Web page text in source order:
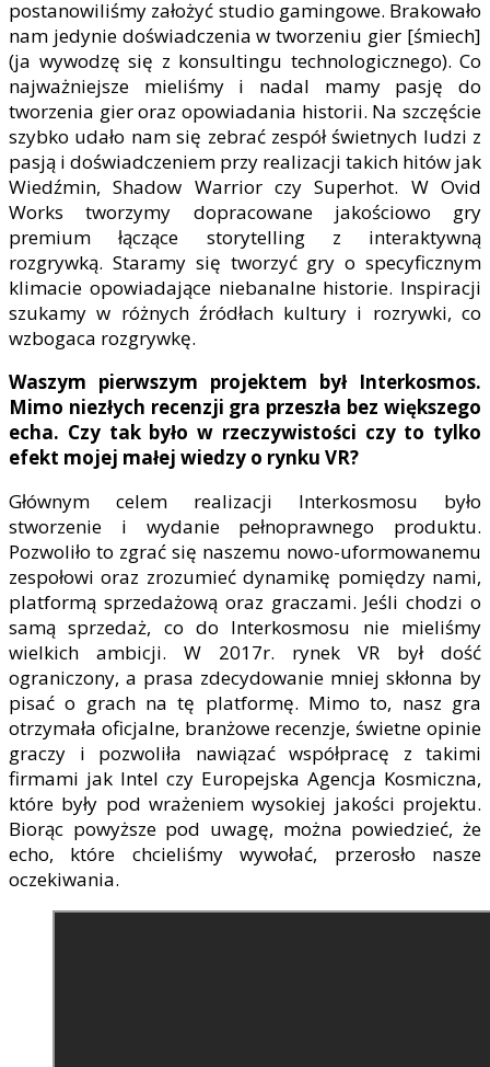
postanowiliśmy założyć studio gamingowe. Brakowało
nam jedynie doświadczenia w tworzeniu gier [śmiech]
(ja wywodzę się z konsultingu technologicznego). Co
najważniejsze mieliśmy i nadal mamy pasję do
tworzenia gier oraz opowiadania historii. Na szczęście
szybko udało nam się zebrać zespół świetnych ludzi z
pasją i doświadczeniem przy realizacji takich hitów jak
Wiedźmin, Shadow Warrior czy Superhot. W Ovid
Works tworzymy dopracowane jakościowo gry
premium łączące storytelling z interaktywną
rozgrywką. Staramy się tworzyć gry o specyficznym
klimacie opowiadające niebanalne historie. Inspiracji
szukamy w różnych źródłach kultury i rozrywki, co
wzbogaca rozgrywkę.
Waszym pierwszym projektem był Interkosmos.
Mimo niezłych recenzji gra przeszła bez większego
echa. Czy tak było w rzeczywistości czy to tylko
efekt mojej małej wiedzy o rynku VR?
Głównym celem realizacji Interkosmosu było
stworzenie i wydanie pełnoprawnego produktu.
Pozwoliło to zgrać się naszemu nowo-uformowanemu
zespołowi oraz zrozumieć dynamikę pomiędzy nami,
platformą sprzedażową oraz graczami. Jeśli chodzi o
samą sprzedaż, co do Interkosmosu nie mieliśmy
wielkich ambicji. W 2017r. rynek VR był dość
ograniczony, a prasa zdecydowanie mniej skłonna by
pisać o grach na tę platformę. Mimo to, nasz gra
otrzymała oficjalne, branżowe recenzje, świetne opinie
graczy i pozwoliła nawiązać współpracę z takimi
firmami jak Intel czy Europejska Agencja Kosmiczna,
które były pod wrażeniem wysokiej jakości projektu.
Biorąc powyższe pod uwagę, można powiedzieć, że
echo, które chcieliśmy wywołać, przerosło nasze
oczekiwania.